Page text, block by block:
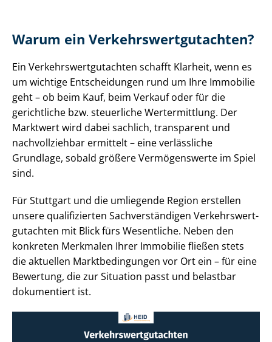
Warum ein Ver­kehrs­wert­gut­ach­ten?
Ein Ver­kehrs­wert­gut­ach­ten schafft Klarheit, wenn es
um wichtige Entscheidungen rund um Ihre Immobilie
geht – ob beim Kauf, beim Verkauf oder für die
gerichtliche bzw. steuerliche Wertermittlung. Der
Marktwert wird dabei sachlich, transparent und
nachvollziehbar ermittelt – eine verlässliche
Grundlage, sobald größere Vermögenswerte im Spiel
sind.
Für Stuttgart und die umliegende Region erstellen
unsere qualifizierten Sach­ver­stän­di­gen Ver­kehrs­wert­
gut­ach­ten mit Blick fürs Wesentliche. Neben den
konkreten Merkmalen Ihrer Immobilie fließen stets
die aktuellen Markt­be­din­gun­gen vor Ort ein – für eine
Bewertung, die zur Situation passt und belastbar
dokumentiert ist.